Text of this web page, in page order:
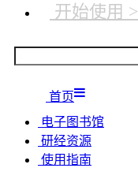
开始使用 >
首页
电子图书馆
研经资源
使用指南